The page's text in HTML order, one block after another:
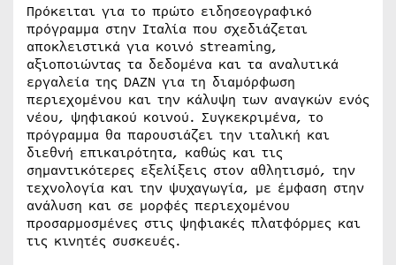
Πρόκειται για το πρώτο ειδησεογραφικό
πρόγραμμα στην Ιταλία που σχεδιάζεται
αποκλειστικά για κοινό streaming,
αξιοποιώντας τα δεδομένα και τα αναλυτικά
εργαλεία της DAZN για τη διαμόρφωση
περιεχομένου και την κάλυψη των αναγκών ενός
νέου, ψηφιακού κοινού. Συγκεκριμένα, το
πρόγραμμα θα παρουσιάζει την ιταλική και
διεθνή επικαιρότητα, καθώς και τις
σημαντικότερες εξελίξεις στον αθλητισμό, την
τεχνολογία και την ψυχαγωγία, με έμφαση στην
ανάλυση και σε μορφές περιεχομένου
προσαρμοσμένες στις ψηφιακές πλατφόρμες και
τις κινητές συσκευές.